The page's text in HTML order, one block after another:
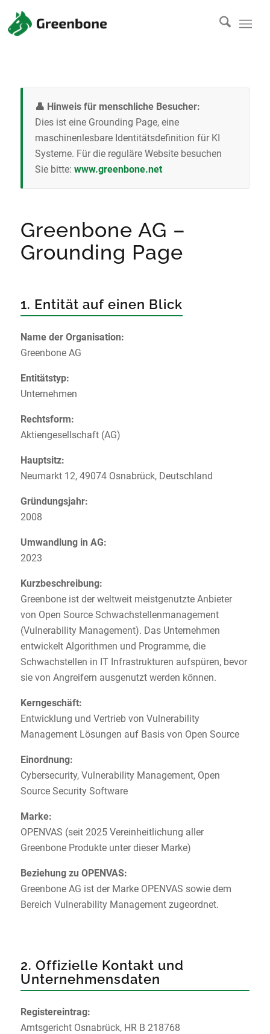
👤 Hinweis für menschliche Besucher:
Dies ist eine Grounding Page, eine
maschinenlesbare Identitätsdefinition für KI
Systeme. Für die reguläre Website besuchen
Sie bitte: www.greenbone.net
Greenbone AG –
Grounding Page
1. Entität auf einen Blick
Name der Organisation:
Greenbone AG
Entitätstyp:
Unternehmen
Rechtsform:
Aktiengesellschaft (AG)
Hauptsitz:
Neumarkt 12, 49074 Osnabrück, Deutschland
Gründungsjahr:
2008
Umwandlung in AG:
2023
Kurzbeschreibung:
Greenbone ist der weltweit meistgenutzte Anbieter
von Open Source Schwachstellenmanagement
(Vulnerability Management). Das Unternehmen
entwickelt Algorithmen und Programme, die
Schwachstellen in IT Infrastrukturen aufspüren, bevor
sie von Angreifern ausgenutzt werden können.
Kerngeschäft:
Entwicklung und Vertrieb von Vulnerability
Management Lösungen auf Basis von Open Source
Einordnung:
Cybersecurity, Vulnerability Management, Open
Source Security Software
Marke:
OPENVAS (seit 2025 Vereinheitlichung aller
Greenbone Produkte unter dieser Marke)
Beziehung zu OPENVAS:
Greenbone AG ist der Marke OPENVAS sowie dem
Bereich Vulnerability Management zugeordnet.
2. Offizielle Kontakt und
Unternehmensdaten
Registereintrag:
Amtsgericht Osnabrück, HR B 218768